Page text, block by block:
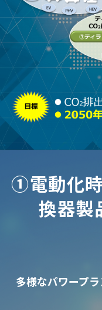
①電動化
換器製
多様なパワープ